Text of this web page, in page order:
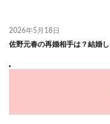
2026年5月18日
佐野元春の再婚相手は？結婚